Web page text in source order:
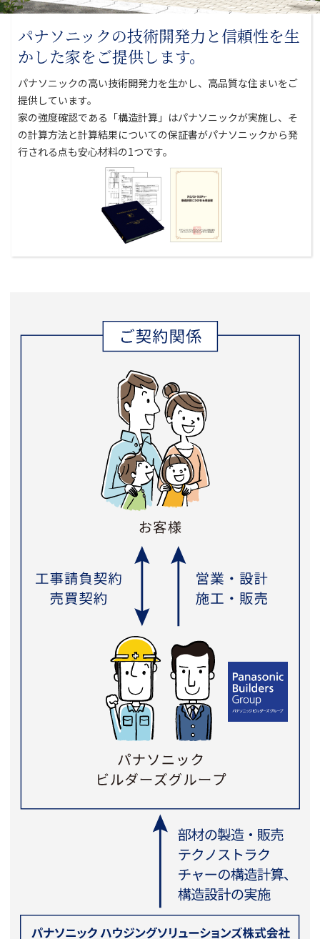
パナソニックの技術開発力と信頼性を生
かした家をご提供します。
パナソニックの高い技術開発力を生かし、高品質な住まいをご
提供しています。
家の強度確認である「構造計算」はパナソニックが実施し、そ
の計算方法と計算結果についての保証書がパナソニックから発
行される点も安心材料の1つです。